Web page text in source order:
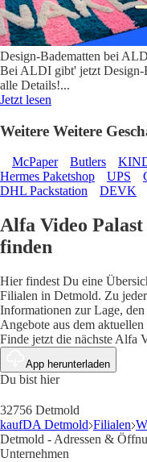
Design-Badematten bei
Bei ALDI gibt' jetzt Design-
alle Details!...
Jetzt lesen
Weitere Weitere
McPaper Butlers
Hermes Paketshop
UPS
DHL Packstation
DEVK
Alfa Video
finden
Hier findest Du eine
Filialen in Detmold. Zu
Informationen zur Lage,
Angebote aus dem aktuellen
Finde jetzt die nächste Alfa
App herunterladen
Du bist hier
32756 Detmold
kaufDA Detmold Filialen
Detmold - Adressen &
Unternehmen